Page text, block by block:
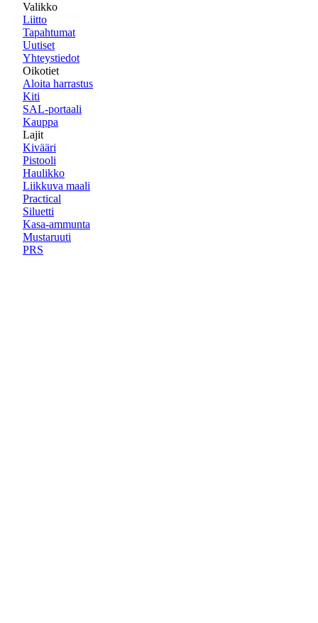
Valikko
Liitto
Tapahtumat
Uutiset
Yhteystiedot
Oikotiet
Aloita harrastus
Kiti
SAL-portaali
Kauppa
Lajit
Kivääri
Pistooli
Haulikko
Liikkuva maali
Practical
Siluetti
Kasa-ammunta
Mustaruuti
PRS